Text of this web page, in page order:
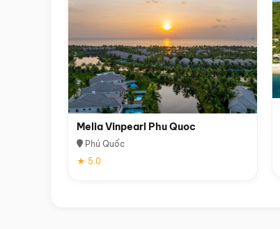
Melia Vinpearl Phu Quoc
Phú Quốc
★ 5.0